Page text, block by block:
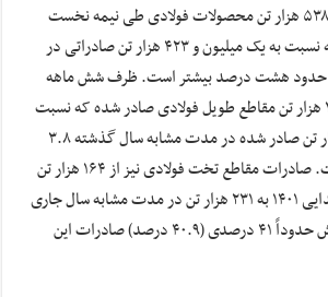
پس از آن، یک میلیون و ۵٣٨ هزار تن محصولات فولادی طی نیمه نخست
سال جاری صادر شده که نسبت به یک میلیون و ۴٢٣ هزار تن صادراتی در
شش ماهه ابتدایی ١۴٠١ حدود هشت درصد بیشتر است. ظرف شش ماهه
امسال یک میلیون و ٣٠٧ هزار تن مقاطع طویل فولادی صادر شده که نسبت
به یک میلیون و ٢۵٩ هزار تن صادر شده در مدت مشابه سال گذشته ٣.٨
درصد افزایش یافته است. صادرات مقاطع تخت فولادی نیز از ١۶۴ هزار تن
در مجموع شش ماه ابتدایی ١۴٠١ به ٢٣١ هزار تن در مدت مشابه سال جاری
رسیده که نشان از افزایش حدوداً ۴١ درصدی (۴٠.٩ درصد) صادرات این